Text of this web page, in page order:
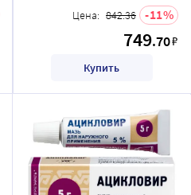
Цена: 842.36 11
749.70₽
Купить